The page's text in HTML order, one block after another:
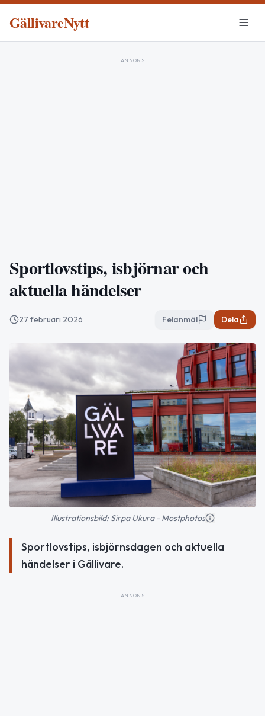
GällivareNytt
ANNONS
Sportlovstips, isbjörnar och
aktuella händelser
27 februari 2026 Felanmäl Dela
Illustrationsbild: Sirpa Ukura - Mostphotos
Sportlovstips, isbjörnsdagen och aktuella
händelser i Gällivare.
ANNONS